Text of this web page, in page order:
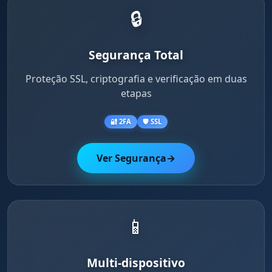
🔒
Segurança Total
Proteção SSL, criptografia e verificação em duas
etapas
🔐 2FA 🛡️ SSL
Ver Segurança→
📱
Multi-dispositivo